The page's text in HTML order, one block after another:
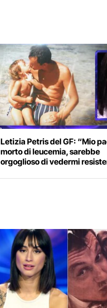
Letizia Petris del GF: “Mio
morto di leucemia, sarebbe
orgoglioso di vedermi